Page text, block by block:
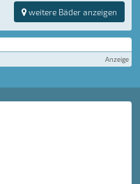
weitere Bäder anzeigen
Anzeige